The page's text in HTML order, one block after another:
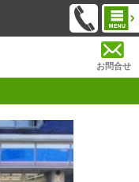
お問合せ